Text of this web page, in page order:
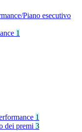
Piano esecutivo
1
1
dei premi 3